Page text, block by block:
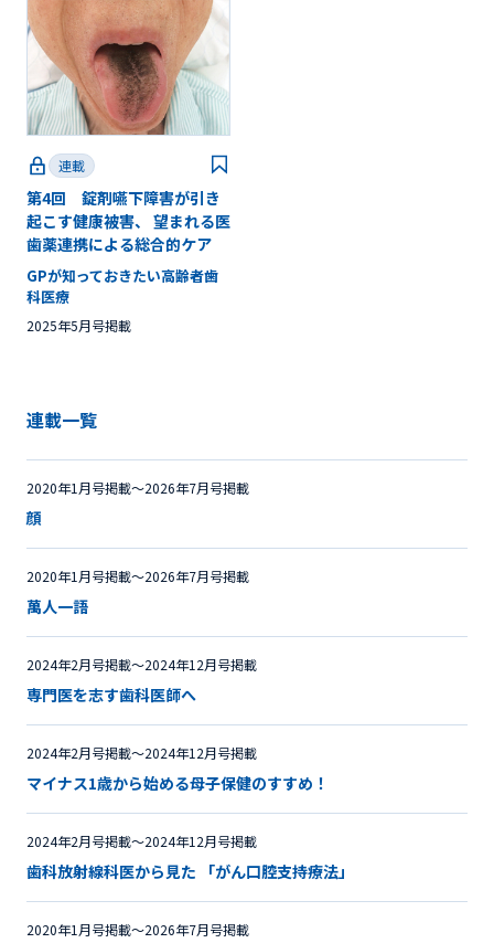
連載
第4回 錠剤嚥下障害が引き
起こす健康被害、 望まれる医
歯薬連携による総合的ケア
GPが知っておきたい高齢者歯
科医療
2025年5月号掲載
連載一覧
2020年1月号掲載〜2026年7月号掲載
顔
2020年1月号掲載〜2026年7月号掲載
萬人一語
2024年2月号掲載〜2024年12月号掲載
専門医を志す歯科医師へ
2024年2月号掲載〜2024年12月号掲載
マイナス1歳から始める母子保健のすすめ！
2024年2月号掲載〜2024年12月号掲載
歯科放射線科医から見た 「がん口腔支持療法」
2020年1月号掲載〜2026年7月号掲載